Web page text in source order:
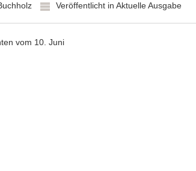
Veröffentlicht in Aktuelle Ausgabe
vom 10. Juni